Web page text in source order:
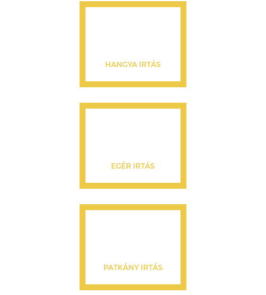
HANGYA IRTÁS
EGÉR IRTÁS
PATKÁNY IRTÁS